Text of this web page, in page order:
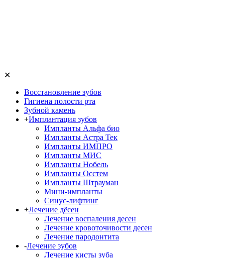
✕
Восстановление зубов
Гигиена полости рта
Зубной камень
+Имплантация зубов
Импланты Альфа био
Импланты Астра Тек
Импланты ИМПРО
Импланты МИС
Импланты Нобель
Импланты Осстем
Импланты Штрауман
Мини-импланты
Синус-лифтинг
+Лечение дёсен
Лечение воспаления десен
Лечение кровоточивости десен
Лечение пародонтита
-Лечение зубов
Лечение кисты зуба